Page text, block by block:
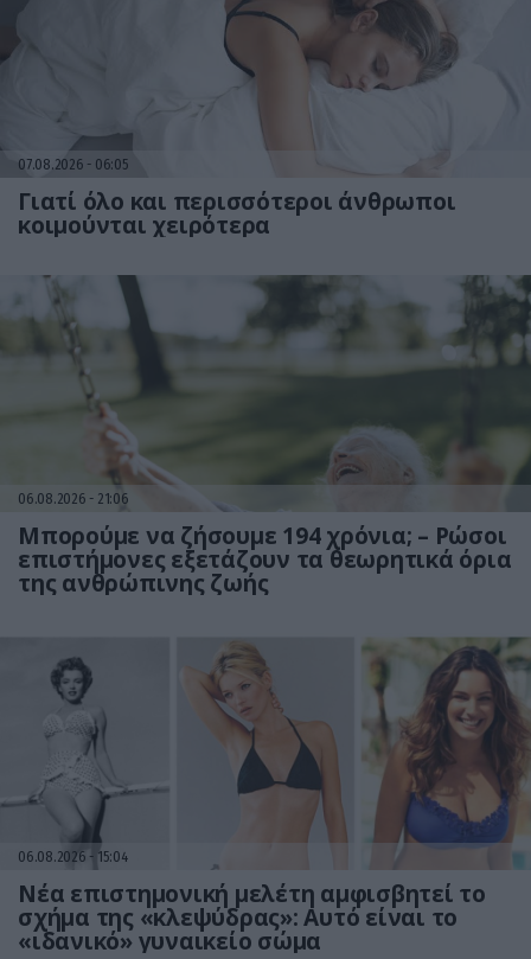
07.08.2026 06:05
Γιατί όλο και περισσότεροι άνθρωποι
κοιμούνται χειρότερα
06.08.2026 21:06
Μπορούμε να ζήσουμε 194 χρόνια; – Ρώσοι
επιστήμονες εξετάζουν τα θεωρητικά όρια
της ανθρώπινης ζωής
06.08.2026 15:04
Νέα επιστημονική μελέτη αμφισβητεί το
σχήμα της «κλεψύδρας»: Αυτό είναι το
«ιδανικό» γυναικείο σώμα